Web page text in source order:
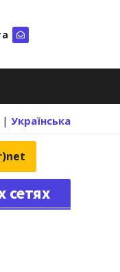
| Українська